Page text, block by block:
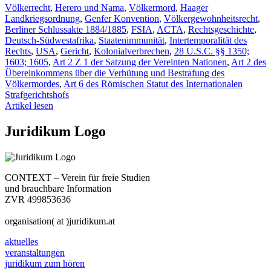
Völkerrecht, Herero und Nama, Völkermord, Haager
Landkriegsordnung, Genfer Konvention, Völkergewohnheitsrecht,
Berliner Schlussakte 1884/1885, FSIA, ACTA, Rechtsgeschichte,
Deutsch-Südwestafrika, Staatenimmunität, Intertemporalität des
Rechts, USA, Gericht, Kolonialverbrechen, 28 U.S.C. §§ 1350;
1603; 1605, Art 2 Z 1 der Satzung der Vereinten Nationen, Art 2 des
Übereinkommens über die Verhütung und Bestrafung des
Völkermordes, Art 6 des Römischen Statut des Internationalen
Strafgerichtshofs
Artikel lesen
Juridikum Logo
CONTEXT – Verein für freie Studien
und brauchbare Information
ZVR 499853636
organisation( at )juridikum.at
aktuelles
veranstaltungen
juridikum zum hören